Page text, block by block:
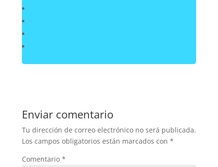
Enviar comentario
Tu dirección de correo electrónico no será publicada.
Los campos obligatorios están marcados con *
Comentario *